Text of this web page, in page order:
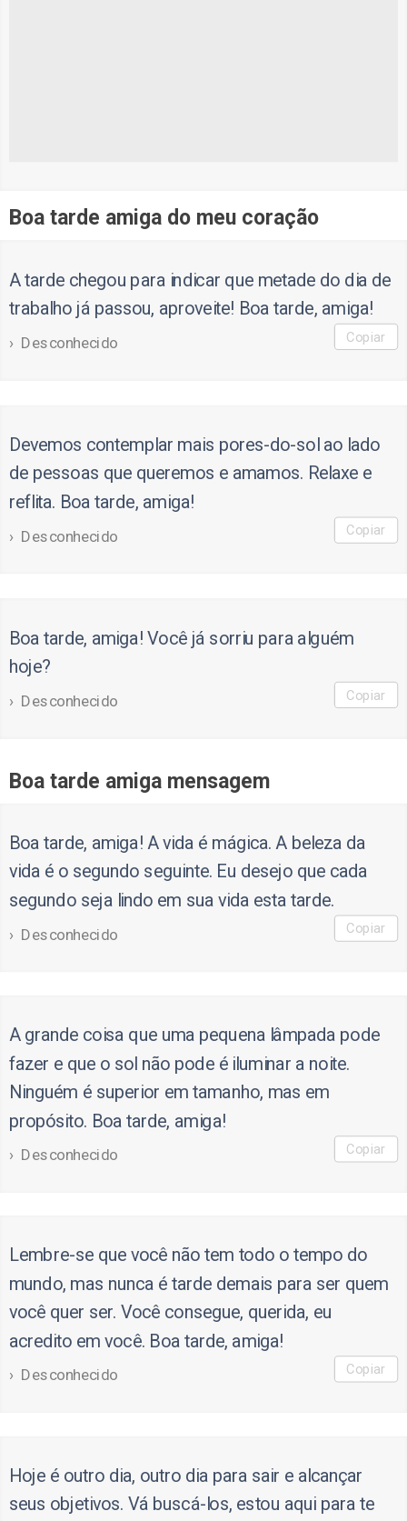
Boa tarde amiga do meu coração
A tarde chegou para indicar que metade do dia de
trabalho já passou, aproveite! Boa tarde, amiga!
Desconhecido Copiar
Devemos contemplar mais pores-do-sol ao lado
de pessoas que queremos e amamos. Relaxe e
reflita. Boa tarde, amiga!
Desconhecido Copiar
Boa tarde, amiga! Você já sorriu para alguém
hoje?
Desconhecido Copiar
Boa tarde amiga mensagem
Boa tarde, amiga! A vida é mágica. A beleza da
vida é o segundo seguinte. Eu desejo que cada
segundo seja lindo em sua vida esta tarde.
Desconhecido Copiar
A grande coisa que uma pequena lâmpada pode
fazer e que o sol não pode é iluminar a noite.
Ninguém é superior em tamanho, mas em
propósito. Boa tarde, amiga!
Desconhecido Copiar
Lembre-se que você não tem todo o tempo do
mundo, mas nunca é tarde demais para ser quem
você quer ser. Você consegue, querida, eu
acredito em você. Boa tarde, amiga!
Desconhecido Copiar
Hoje é outro dia, outro dia para sair e alcançar
seus objetivos. Vá buscá-los, estou aqui para te